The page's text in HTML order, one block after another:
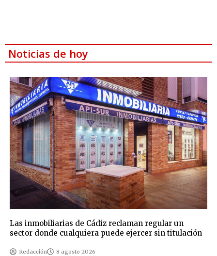
Noticias de hoy
Las inmobiliarias de Cádiz reclaman regular un
sector donde cualquiera puede ejercer sin titulación
Redacción 8 agosto 2026